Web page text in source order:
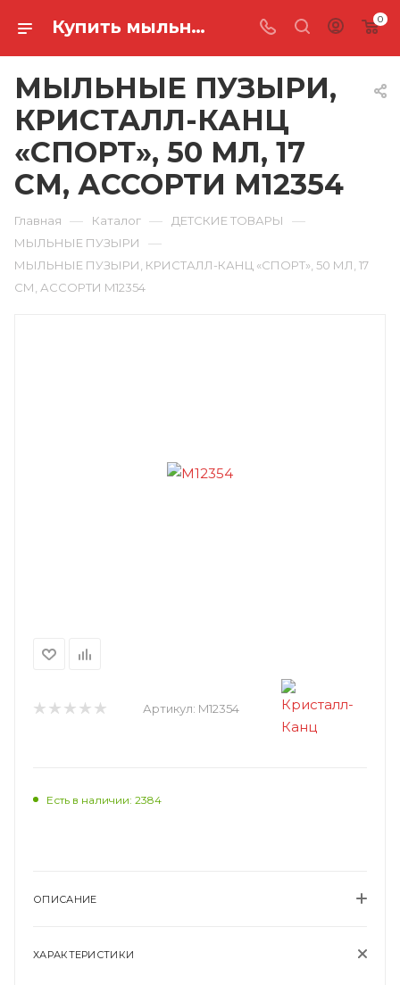
Купить мыльные пузыри, кристалл-канц «спорт», 50 мл, 17 см, ассорти M12354 в Ростове-на-Дону 0
МЫЛЬНЫЕ ПУЗЫРИ,
КРИСТАЛЛ-КАНЦ
«СПОРТ», 50 МЛ, 17
СМ, АССОРТИ M12354
Главная — Каталог — ДЕТСКИЕ ТОВАРЫ —
МЫЛЬНЫЕ ПУЗЫРИ —
МЫЛЬНЫЕ ПУЗЫРИ, КРИСТАЛЛ-КАНЦ «СПОРТ», 50 МЛ, 17
СМ, АССОРТИ M12354
Артикул: M12354
Есть в наличии: 2384
ОПИСАНИЕ
ХАРАКТЕРИСТИКИ